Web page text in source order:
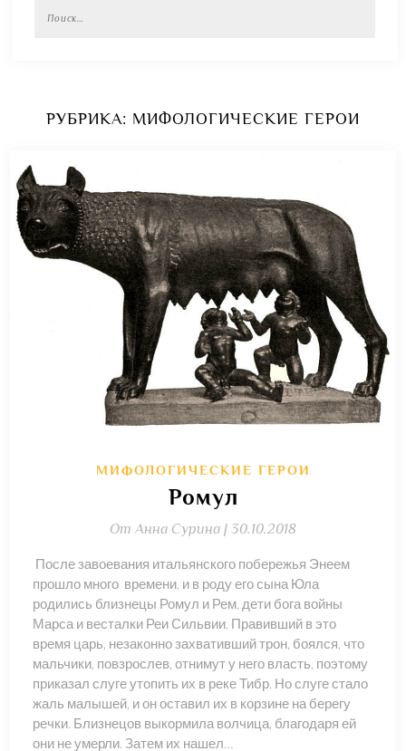
РУБРИКА: МИФОЛОГИЧЕСКИЕ ГЕРОИ
МИФОЛОГИЧЕСКИЕ ГЕРОИ
Ромул
От Анна Сурина | 30.10.2018
После завоевания итальянского побережья Энеем
прошло много времени, и в роду его сына Юла
родились близнецы Ромул и Рем, дети бога войны
Марса и весталки Реи Сильвии. Правивший в это
время царь, незаконно захвативший трон, боялся, что
мальчики, повзрослев, отнимут у него власть, поэтому
приказал слуге утопить их в реке Тибр. Но слуге стало
жаль малышей, и он оставил их в корзине на берегу
речки. Близнецов выкормила волчица, благодаря ей
они не умерли. Затем их нашел…